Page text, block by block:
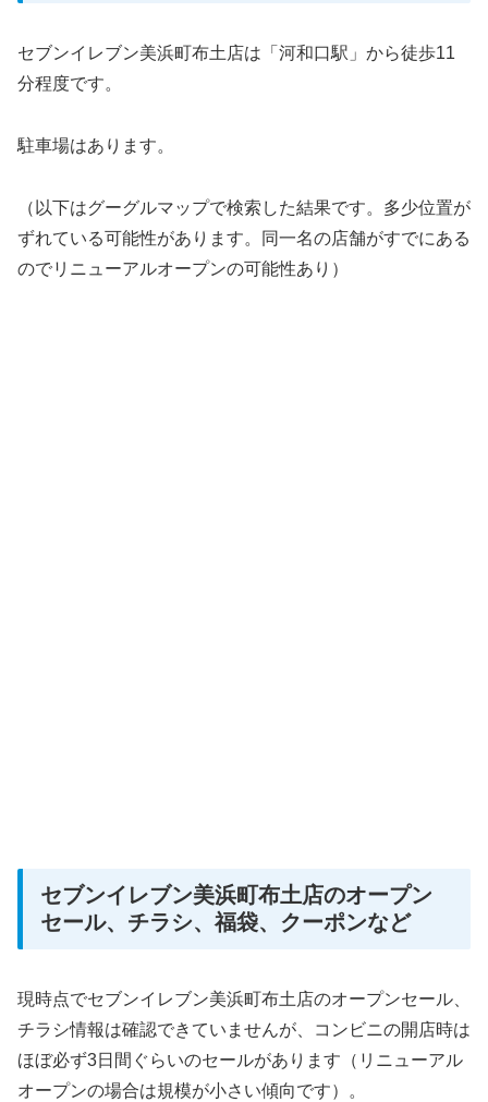
セブンイレブン美浜町布土店は「河和口駅」から徒歩11
分程度です。
駐車場はあります。
（以下はグーグルマップで検索した結果です。多少位置が
ずれている可能性があります。同一名の店舗がすでにある
のでリニューアルオープンの可能性あり）
セブンイレブン美浜町布土店のオープン
セール、チラシ、福袋、クーポンなど
現時点でセブンイレブン美浜町布土店のオープンセール、
チラシ情報は確認できていませんが、コンビニの開店時は
ほぼ必ず3日間ぐらいのセールがあります（リニューアル
オープンの場合は規模が小さい傾向です）。